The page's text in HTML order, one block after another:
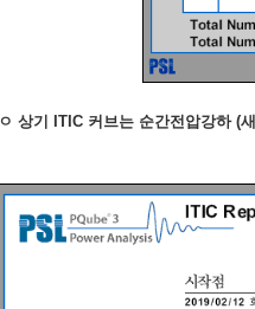
ㅇ 상기 ITIC 커브는 순간전압강하 (